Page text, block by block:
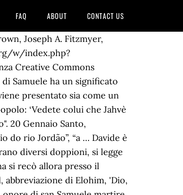
FAQ ABOUT CONTACT US
era sterile e per questo veniva derisa e disprezzata dalla prima moglie di Elkanah, Peninnah, che aveva già dato ad Elkanah due figli. Il nome Samuele significa: "il suo nome è Dio", o "il nome di Dio", ma in aramaico Smenù-El significa "il Signore ha ascoltato". Secondo il testo biblico l'etimologia sarebbe "Dio ha ascoltato". Il nome è ancora oggi popolare in Italia: è stabilmente nella Top 30 dei nomi più usati per neonati dal 2004. Samuel). Samuele però temeva di manifestare la visione a Eli. Ora, il significato di “Tôb” è qualcosa di più che semplicemente buono. L'INFANZIA DI SAMUELE Il pellegrinaggio a Silo [1] C'era un uomo di Ramatàim, uno Zufita delle montagne di Efraim, chiamato Elkana, figlio di Ierocàm, figlio di Eliàu, figlio di Tòcu, figlio di Zuf, l'Efraimita. 1Cr 6,46). Nella Bibbia Samuele è un profeta e un giudice biblico, ossia capo militare e spirituale ispirato da Dio. Il padre era infatti uno Zufita, cioè un discendente di Zuf (1Sam 1,1; Cf. Il presente brano biblico è stato applicato molte volte al tema della "vocazione", parola che ovviamente significa "chiamata". Racconto biblico Golia nel Primo libro di Samuele. - Cookie Saul, dopo la sua morte, fece evocare la sua anima all'indovina di Endor allo scopo di sapere il da farsi nell'imminente guerra contro i Filistei, ma Samuele gli disse che avrebbe perso e che il giorno dopo sarebbe morto suicida, e così avvenne. 11 º a. C. Figlio di Elcana e di Anna, fu consacrato nazireo nel santuario di Silo, dove era sommo sacerdote il pio ma debole Eli. Ottenne così miracolosamente di rimanere incinta di un figlio, che chiamò Samuele e che consacrò al Signore, con voto di nazireato, lasciandolo vivere presso l'anziano sacerdote Eli nel tempio di Silo (cfr. Y Ã©l dijo: Hijo mÃ­o, yo no he llamado; vuelve y acuÃ©state - Contatti. Il suo significato è pertanto "il nome di Di